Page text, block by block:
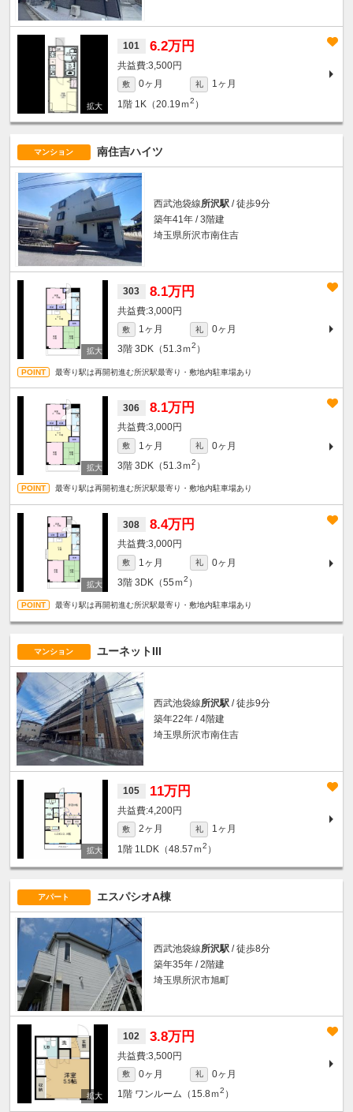
101 6.2万円
3,500円
敷 0ヶ月 礼
1ヶ月
1階 1K（20.19ｍ2 ）
マンション 南住吉ハイツ
西武池袋線所沢駅 / 徒歩9分
築年41年 / 3階建
埼玉県所沢市南住吉
303 8.1万円
3,000円
敷 1ヶ月 礼
0ヶ月
3階 3DK（51.3ｍ2 ）
最寄り駅は再開初進む所沢駅最寄り・敷地内駐車場あり
306 8.1万円
3,000円
敷 1ヶ月 礼
0ヶ月
3階 3DK（51.3ｍ2 ）
最寄り駅は再開初進む所沢駅最寄り・敷地内駐車場あり
308 8.4万円
3,000円
敷 1ヶ月 礼
0ヶ月
3階 3DK（55ｍ2 ）
最寄り駅は再開初進む所沢駅最寄り・敷地内駐車場あり
マンション ユーネットIII
西武池袋線所沢駅 / 徒歩9分
築年22年 / 4階建
埼玉県所沢市南住吉
105 11万円
4,200円
敷 2ヶ月 礼
1ヶ月
1階 1LDK（48.57ｍ2 ）
アパート エスパシオA棟
西武池袋線所沢駅 / 徒歩8分
築年35年 / 2階建
埼玉県所沢市旭町
102 3.8万円
3,500円
敷 0ヶ月 礼
0ヶ月
1階 ワンルーム（15.8ｍ2 ）